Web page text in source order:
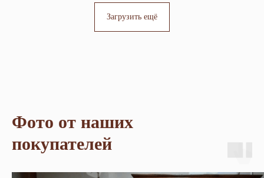
Загрузить ещё
Фото от наших
покупателей